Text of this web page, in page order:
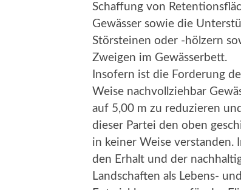
Schaffung von
Gewässer sowie die
Störsteinen oder -hölzern
Zweigen im Gewässerbett.
Insofern ist die Forderung
Weise nachvollziehbar
auf 5,00 m zu reduzieren
dieser Partei den oben
in keiner Weise verstanden.
den Erhalt und der
Landschaften als Lebens-